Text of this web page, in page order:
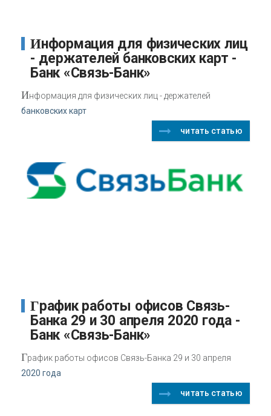
Информация для физических лиц
- держателей банковских карт -
Банк «Связь-Банк»
Информация для физических лиц - держателей
банковских карт
читать статью
График работы офисов Связь-
Банка 29 и 30 апреля 2020 года -
Банк «Связь-Банк»
График работы офисов Связь-Банка 29 и 30 апреля
2020 года
читать статью